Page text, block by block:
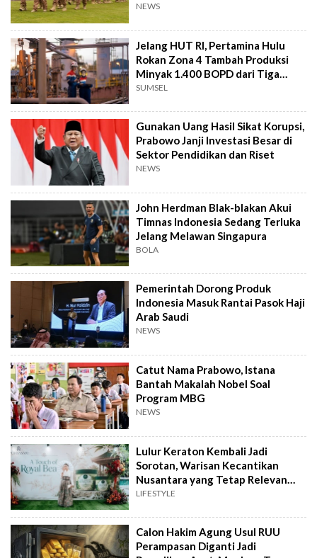
NEWS
Jelang HUT RI, Pertamina Hulu
Rokan Zona 4 Tambah Produksi
Minyak 1.400 BOPD dari Tiga
Sumur Baru
SUMSEL
Gunakan Uang Hasil Sikat Korupsi,
Prabowo Janji Investasi Besar di
Sektor Pendidikan dan Riset
NEWS
John Herdman Blak-blakan Akui
Timnas Indonesia Sedang Terluka
Jelang Melawan Singapura
BOLA
Pemerintah Dorong Produk
Indonesia Masuk Rantai Pasok Haji
Arab Saudi
NEWS
Catut Nama Prabowo, Istana
Bantah Makalah Nobel Soal
Program MBG
NEWS
Lulur Keraton Kembali Jadi
Sorotan, Warisan Kecantikan
Nusantara yang Tetap Relevan
hingga Kini
LIFESTYLE
Calon Hakim Agung Usul RUU
Perampasan Diganti Jadi